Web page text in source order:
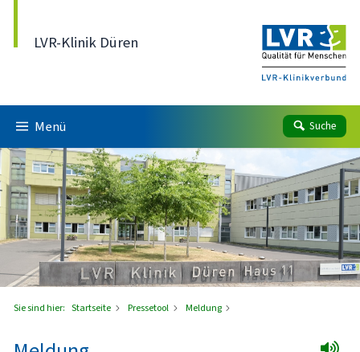
LVR-Klinik Düren
Menü Suche
Sie sind hier: Startseite Pressetool Meldung